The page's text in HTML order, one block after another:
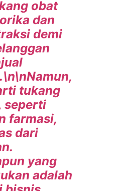
obat
dan
demi
tukang
seperti
farmasi,
dari
yang
adalah